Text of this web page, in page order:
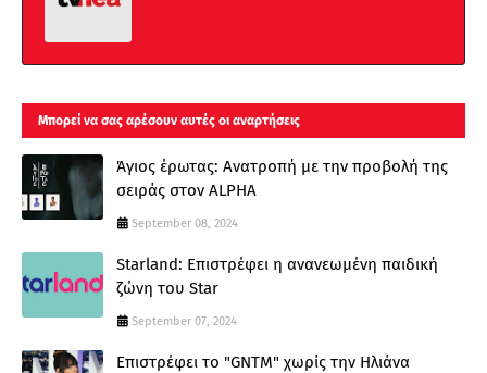
Μπορεί να σας αρέσουν αυτές οι αναρτήσεις
Άγιος έρωτας: Ανατροπή με την προβολή της
σειράς στον ALPHA
September 08, 2024
Starland: Επιστρέφει η ανανεωμένη παιδική
ζώνη του Star
September 07, 2024
Επιστρέφει το "GNTM" χωρίς την Ηλιάνα